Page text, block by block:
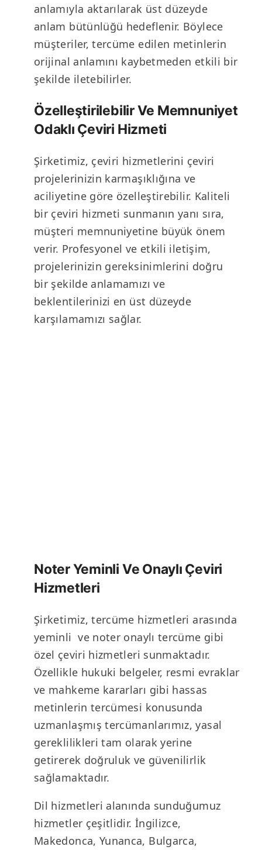
anlamıyla aktarılarak üst düzeyde
anlam bütünlüğü hedeflenir. Böylece
müşteriler, tercüme edilen metinlerin
orijinal anlamını kaybetmeden etkili bir
şekilde iletebilirler.
Özelleştirilebilir Ve Memnuniyet
Odaklı Çeviri Hizmeti
Şirketimiz, çeviri hizmetlerini çeviri
projelerinizin karmaşıklığına ve
aciliyetine göre özelleştirebilir. Kaliteli
bir çeviri hizmeti sunmanın yanı sıra,
müşteri memnuniyetine büyük önem
verir. Profesyonel ve etkili iletişim,
projelerinizin gereksinimlerini doğru
bir şekilde anlamamızı ve
beklentilerinizi en üst düzeyde
karşılamamızı sağlar.
Noter Yeminli Ve Onaylı Çeviri
Hizmetleri
Şirketimiz, tercüme hizmetleri arasında
yeminli ve noter onaylı tercüme gibi
özel çeviri hizmetleri sunmaktadır.
Özellikle hukuki belgeler, resmi evraklar
ve mahkeme kararları gibi hassas
metinlerin tercümesi konusunda
uzmanlaşmış tercümanlarımız, yasal
gereklilikleri tam olarak yerine
getirerek doğruluk ve güvenilirlik
sağlamaktadır.
Dil hizmetleri alanında sunduğumuz
hizmetler çeşitlidir. İngilizce,
Makedonca, Yunanca, Bulgarca,